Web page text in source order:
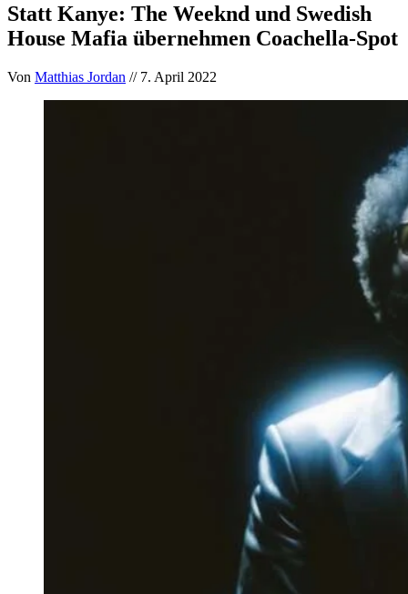
Statt Kanye: The Weeknd und Swedish
House Mafia übernehmen Coachella-Spot
Von Matthias Jordan // 7. April 2022